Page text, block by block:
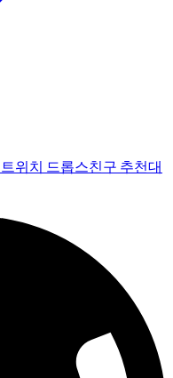
트위치 드롭스친구 추천대